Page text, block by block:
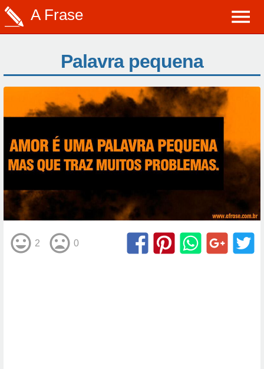
A Frase
Palavra pequena
2 0